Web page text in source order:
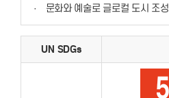
· 문화와 예술로 글로컬 도시 조성
UN SDGs